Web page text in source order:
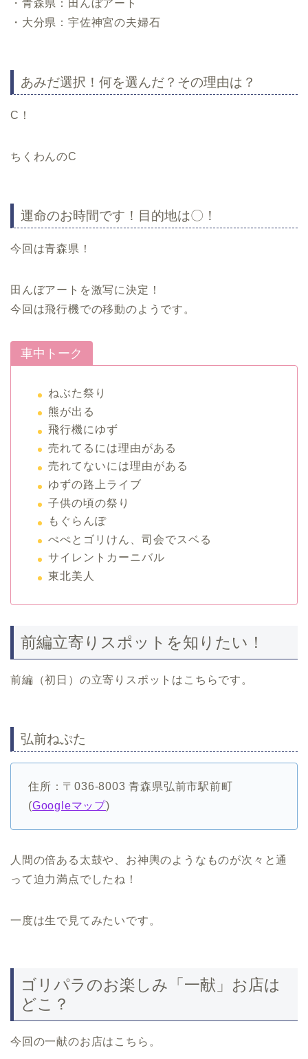
・青森県：田んぼアート
・大分県：宇佐神宮の夫婦石
あみだ選択！何を選んだ？その理由は？
C！
ちくわんのC
運命のお時間です！目的地は〇！
今回は青森県！
田んぼアートを激写に決定！
今回は飛行機での移動のようです。
車中トーク
ねぶた祭り
熊が出る
飛行機にゆず
売れてるには理由がある
売れてないには理由がある
ゆずの路上ライブ
子供の頃の祭り
もぐらんぽ
ぺぺとゴリけん、司会でスベる
サイレントカーニバル
東北美人
前編立寄りスポットを知りたい！
前編（初日）の立寄りスポットはこちらです。
弘前ねぷた
住所：〒036-8003 青森県弘前市駅前町
(Googleマップ)
人間の倍ある太鼓や、お神輿のようなものが次々と通
って迫力満点でしたね！
一度は生で見てみたいです。
ゴリパラのお楽しみ「一献」お店は
どこ？
今回の一献のお店はこちら。